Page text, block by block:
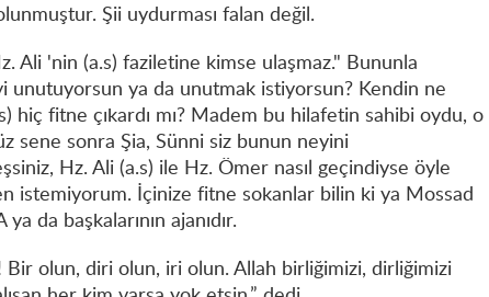
Şii uydurması falan değil.
Ali 'nin (a.s) faziletine kimse ulaşmaz." Bununla
unutuyorsun ya da unutmak istiyorsun? Kendin ne
hiç fitne çıkardı mı? Madem bu hilafetin sahibi oydu, o
sene sonra Şia, Sünni siz bunun neyini
Hz. Ali (a.s) ile Hz. Ömer nasıl geçindiyse öyle
istemiyorum. İçinize fitne sokanlar bilin ki ya Mossad
da başkalarının ajanıdır.
olun, diri olun, iri olun. Allah birliğimizi, dirliğimizi